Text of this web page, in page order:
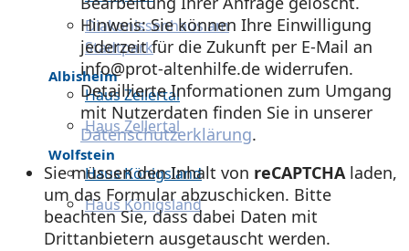
Diakonissenhaus am
Stadtpark
Albisheim
Haus Zellertal
Haus Zellertal
Wolfstein
Haus Königsland
Haus Königsland
Hinweis: Sie können Ihre Einwilligung
jederzeit für die Zukunft per E-Mail an
info@prot-altenhilfe.de widerrufen.
Detaillierte Informationen zum Umgang
mit Nutzerdaten finden Sie in unserer
Datenschutzerklärung.
Sie müssen den Inhalt von reCAPTCHAladen,
um das Formular abzuschicken. Bitte
beachten Sie, dass dabei Daten mit
Drittanbietern ausgetauscht werden.